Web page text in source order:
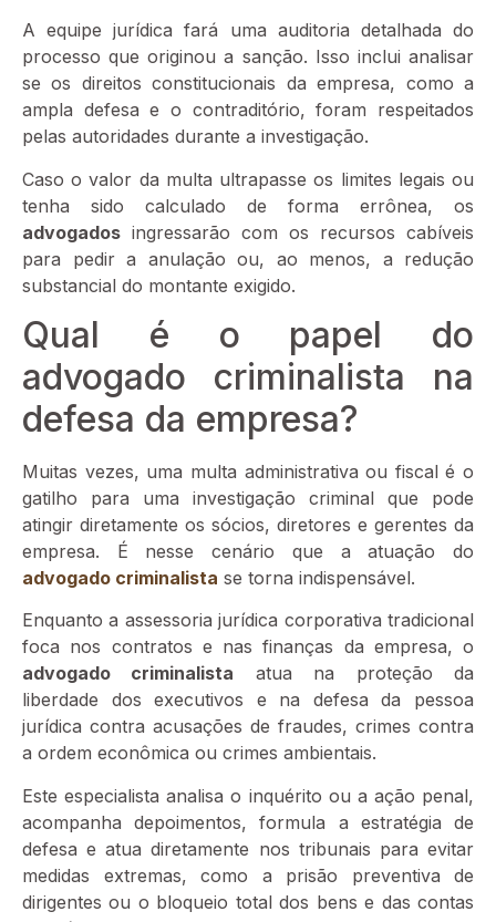
A equipe jurídica fará uma auditoria detalhada do
processo que originou a sanção. Isso inclui analisar
se os direitos constitucionais da empresa, como a
ampla defesa e o contraditório, foram respeitados
pelas autoridades durante a investigação.
Caso o valor da multa ultrapasse os limites legais ou
tenha sido calculado de forma errônea, os
advogados ingressarão com os recursos cabíveis
para pedir a anulação ou, ao menos, a redução
substancial do montante exigido.
Qual é o papel do
advogado criminalista na
defesa da empresa?
Muitas vezes, uma multa administrativa ou fiscal é o
gatilho para uma investigação criminal que pode
atingir diretamente os sócios, diretores e gerentes da
empresa. É nesse cenário que a atuação do
advogado criminalista se torna indispensável.
Enquanto a assessoria jurídica corporativa tradicional
foca nos contratos e nas finanças da empresa, o
advogado criminalista atua na proteção da
liberdade dos executivos e na defesa da pessoa
jurídica contra acusações de fraudes, crimes contra
a ordem econômica ou crimes ambientais.
Este especialista analisa o inquérito ou a ação penal,
acompanha depoimentos, formula a estratégia de
defesa e atua diretamente nos tribunais para evitar
medidas extremas, como a prisão preventiva de
dirigentes ou o bloqueio total dos bens e das contas